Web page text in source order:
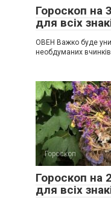
Гороскоп на
для всіх
ОВЕН Важко буде
необдуманих
Гороскоп
Гороскоп на
для всіх